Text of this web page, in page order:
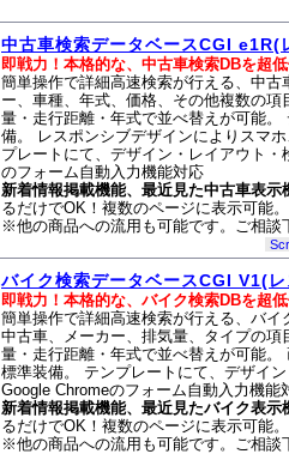
中古車検索データベースCGI e1R(
即戦力！本格的な、中古車検索DBを超低
簡単操作で詳細高速検索が行える、中
ー、車種、年式、価格、その他複数の
量・走行距離・年式で並べ替えが可能
備。 レスポンシブデザインによりスマ
プレートにて、デザイン・レイアウト
のフォーム自動入力機能対応
新着情報掲載機能、最近見た中古車表示
るだけでOK！複数のページに表示可能。
※他の商品への流用も可能です。ご相談
バイク検索データベースCGI V1(
即戦力！本格的な、バイク検索DBを超低
簡単操作で詳細高速検索が行える、バ
中古車、メーカー、排気量、タイプの
量・走行距離・年式で並べ替えが可能
標準装備。 テンプレートにて、デザイ
Google Chromeのフォーム自動入力機能
新着情報掲載機能、最近見たバイク表示
るだけでOK！複数のページに表示可能。
※他の商品への流用も可能です。ご相談